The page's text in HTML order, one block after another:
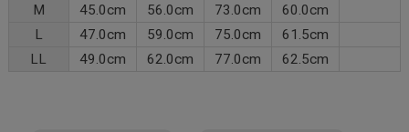
M
45.0cm 56.0cm 73.0cm
60.0cm
L
47.0cm 59.0cm 75.0cm
61.5cm
LL
49.0cm 62.0cm 77.0cm 62.5cm